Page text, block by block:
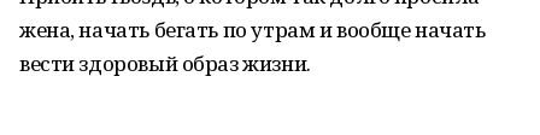
жена, начать бегать по утрам и вообще начать
вести здоровый образ жизни.